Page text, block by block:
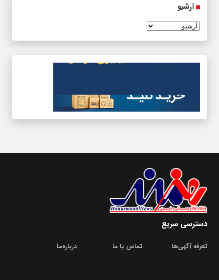
آرشیو
دسترسی سریع
تعرفه آگهی‌ها تماس با ما درباره‌‌ما